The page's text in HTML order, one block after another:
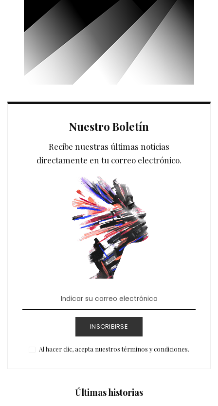
Nuestro Boletín
Recibe nuestras últimas noticias
directamente en tu correo electrónico.
INSCRIBIRSE
Al hacer clic, acepta nuestros términos y condiciones.
Últimas historias